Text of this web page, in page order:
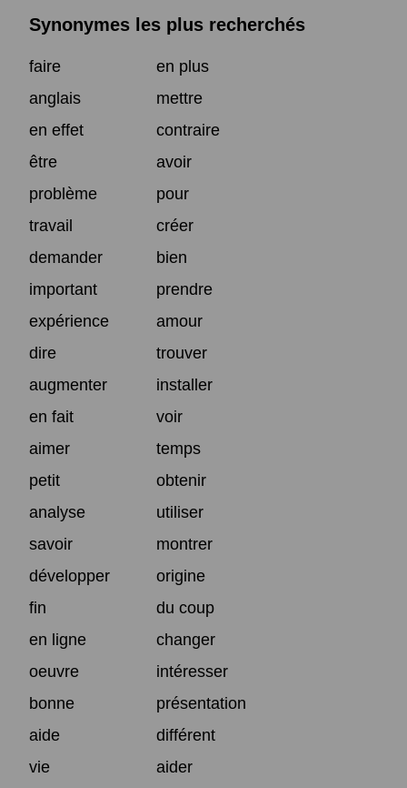
Synonymes les plus recherchés
faire
en plus
anglais
mettre
en effet
contraire
être
avoir
problème
pour
travail
créer
demander
bien
important
prendre
expérience
amour
dire
trouver
augmenter
installer
en fait
voir
aimer
temps
petit
obtenir
analyse
utiliser
savoir
montrer
développer
origine
fin
du coup
en ligne
changer
oeuvre
intéresser
bonne
présentation
aide
différent
vie
aider